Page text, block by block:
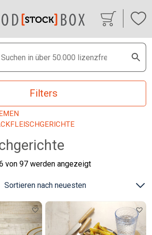
Filters
von 97 werden angezeigtNach